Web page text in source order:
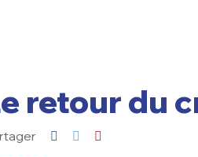
retour du